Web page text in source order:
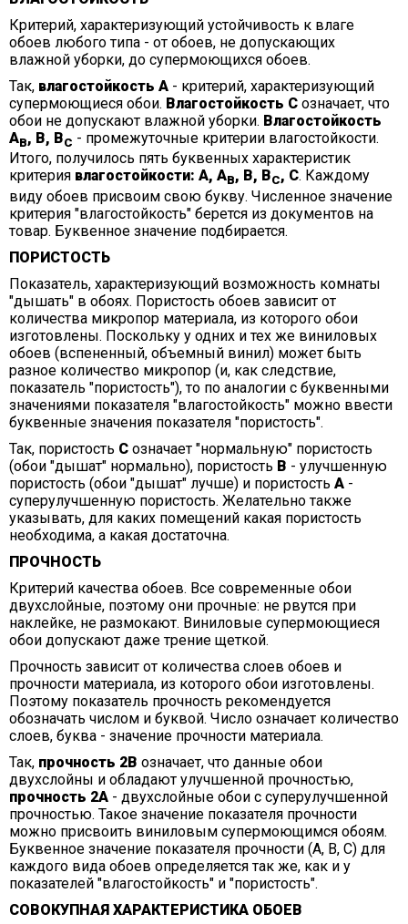
Критерий, характеризующий устойчивость к влаге
обоев любого типа - от обоев, не допускающих
влажной уборки, до супермоющихся обоев.
Так, влагостойкость А - критерий, характеризующий
супермоющиеся обои. Влагостойкость С означает, что
обои не допускают влажной уборки. Влагостойкость
АВ, В, ВС - промежуточные критерии влагостойкости.
Итого, получилось пять буквенных характеристик
критерия влагостойкости: А, АВ, В, ВС, С. Каждому
виду обоев присвоим свою букву. Численное значение
критерия "влагостойкость" берется из документов на
товар. Буквенное значение подбирается.
ПОРИСТОСТЬ
Показатель, характеризующий возможность комнаты
"дышать" в обоях. Пористость обоев зависит от
количества микропор материала, из которого обои
изготовлены. Поскольку у одних и тех же виниловых
обоев (вспененный, объемный винил) может быть
разное количество микропор (и, как следствие,
показатель "пористость"), то по аналогии с буквенными
значениями показателя "влагостойкость" можно ввести
буквенные значения показателя "пористость".
Так, пористость С означает "нормальную" пористость
(обои "дышат" нормально), пористость В - улучшенную
пористость (обои "дышат" лучше) и пористость А -
суперулучшенную пористость. Желательно также
указывать, для каких помещений какая пористость
необходима, а какая достаточна.
ПРОЧНОСТЬ
Критерий качества обоев. Все современные обои
двухслойные, поэтому они прочные: не рвутся при
наклейке, не размокают. Виниловые супермоющиеся
обои допускают даже трение щеткой.
Прочность зависит от количества слоев обоев и
прочности материала, из которого обои изготовлены.
Поэтому показатель прочность рекомендуется
обозначать числом и буквой. Число означает количество
слоев, буква - значение прочности материала.
Так, прочность 2В означает, что данные обои
двухслойны и обладают улучшенной прочностью,
прочность 2А - двухслойные обои с суперулучшенной
прочностью. Такое значение показателя прочности
можно присвоить виниловым супермоющимся обоям.
Буквенное значение показателя прочности (А, В, С) для
каждого вида обоев определяется так же, как и у
показателей "влагостойкость" и "пористость".
СОВОКУПНАЯ ХАРАКТЕРИСТИКА ОБОЕВ